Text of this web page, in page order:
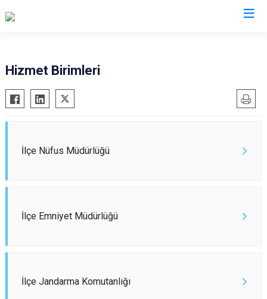
Gebze
Gölcük
Karamürsel
Derince
Hizmet Birimleri
İlçe Nüfus Müdürlüğü
İlçe Emniyet Müdürlüğü
İlçe Jandarma Komutanlığı